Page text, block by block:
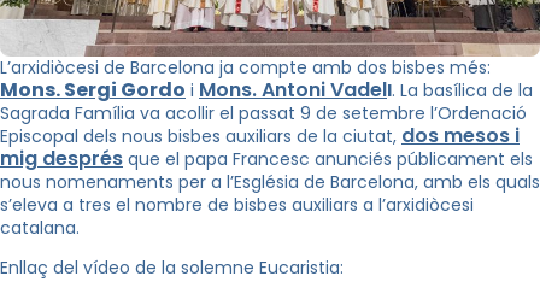
L’arxidiòcesi de Barcelona ja compte amb dos bisbes més:
Mons. Sergi Gordo i Mons. Antoni Vadell. La basílica de la
Sagrada Família va acollir el passat 9 de setembre l’Ordenació
Episcopal dels nous bisbes auxiliars de la ciutat, dos mesos i
mig després que el papa Francesc anunciés públicament els
nous nomenaments per a l’Església de Barcelona, amb els quals
s’eleva a tres el nombre de bisbes auxiliars a l’arxidiòcesi
catalana.
Enllaç del vídeo de la solemne Eucaristia: